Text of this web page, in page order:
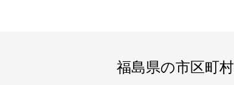
福島県の市区町